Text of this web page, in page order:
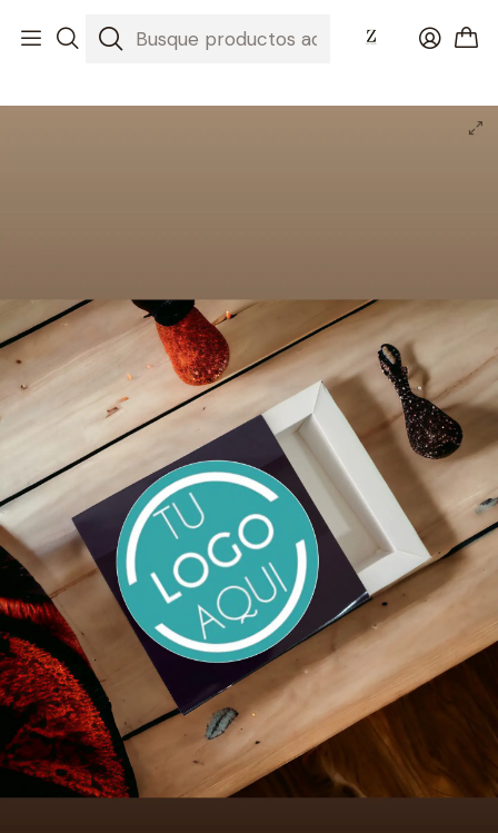
Inicio Nuestros Chocolates
Pedidos Corporativos
Caja de Chocolates 10 unidades Corporativo Sobre 100 Unidades